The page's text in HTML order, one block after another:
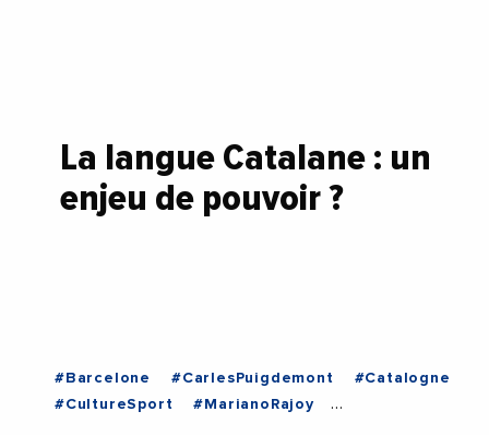
La langue Catalane : un
enjeu de pouvoir ?
#Barcelone #CarlesPuigdemont
#Catalogne
#CultureSport
#MarianoRajoy